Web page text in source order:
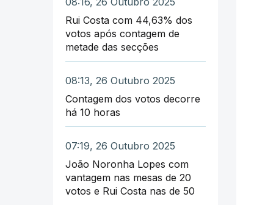
Rui Costa com 44,63% dos
votos após contagem de
metade das secções
08:13, 26 Outubro 2025
Contagem dos votos decorre
há 10 horas
07:19, 26 Outubro 2025
João Noronha Lopes com
vantagem nas mesas de 20
votos e Rui Costa nas de 50